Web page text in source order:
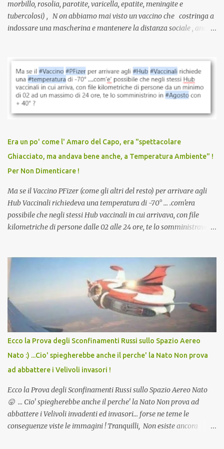
morbillo, rosolia, parotite, varicella, epatite, meningite e
tubercolosi) , N on abbiamo mai visto un vaccino che costringa a
indossare una mascherina e mantenere la distanza sociale , anche
vaccinazione. Non avevamo mai sentito parlare di ricompense,
sconti, incentivi per vaccinarsi. Non avevamo mai visto
discriminazioni per coloro che non l’hanno fatto. Se non sei stato
vaccinato, nessuno aveva prima cercato di farti sentire una
persona cattiva. Non avevamo mai visto un vaccino che minacci le
vaccino usato per minacciare i mezzi di sussistenza, il lavoro o la
scuola. Non avevamo mai visto un vaccino che permettesse a un
dodicenne di ignorare il consenso dei genitori. Dopo tutti i vaccini
che abbiamo elencato sopra...
Era un po' come l' Amaro del Capo, era "spettacolare
Ghiacciato, ma andava bene anche, a Temperatura Ambiente" !
Per Non Dimenticare !
Ma se il Vaccino PFizer (come gli altri del resto) per arrivare agli
Hub Vaccinali richiedeva una temperatura di -70° ... .com'era
possibile che negli stessi Hub vaccinali in cui arrivava, con file
kilometriche di persone dalle 02 alle 24 ore, te lo somministravano
Vaccino come: l' Amaro del Capo, era "spettacolare Ghiacciato, ma
andava bene anche, a Temperatura Ambiente"! Riproponiamo
l'articolo per NON Dimenticare!
Ecco la Prova degli Sconfinamenti Russi sullo Spazio Aereo
Nato :) ...Cio' spiegherebbe anche il perche' la Nato Non prova
ad abbattere i Velivoli invasori !
Ecco la Prova degli Sconfinamenti Russi sullo Spazio Aereo Nato
😛 ... Cio' spiegherebbe anche il perche' la Nato Non prova ad
abbattere i Velivoli invadenti ed invasori... forse ne teme le
conseguenze viste le immagini ! Tranquilli, Non esiste ancora